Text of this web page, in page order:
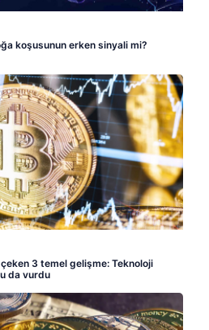
koşusunun erken sinyali mi?
3 temel gelişme: Teknoloji
da vurdu